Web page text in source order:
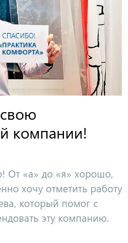
компании!
От «а» до «я» хорошо,
хочу отметить работу
который помог с
эту компанию.